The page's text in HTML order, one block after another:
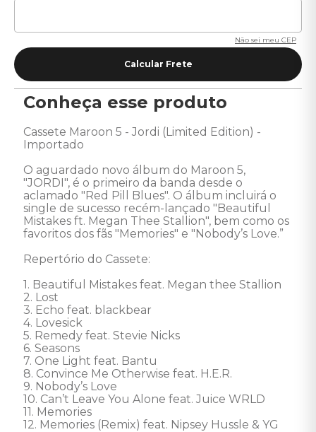
Não sei meu CEP
Conheça esse produto
Cassete Maroon 5 - Jordi (Limited Edition) -
Importado
O aguardado novo álbum do Maroon 5,
"JORDI", é o primeiro da banda desde o
aclamado "Red Pill Blues". O álbum incluirá o
single de sucesso recém-lançado "Beautiful
Mistakes ft. Megan Thee Stallion", bem como os
favoritos dos fãs "Memories" e "Nobody’s Love.”
Repertório do Cassete:
1. Beautiful Mistakes feat. Megan thee Stallion
2. Lost
3. Echo feat. blackbear
4. Lovesick
5. Remedy feat. Stevie Nicks
6. Seasons
7. One Light feat. Bantu
8. Convince Me Otherwise feat. H.E.R.
9. Nobody’s Love
10. Can’t Leave You Alone feat. Juice WRLD
11. Memories
12. Memories (Remix) feat. Nipsey Hussle & YG